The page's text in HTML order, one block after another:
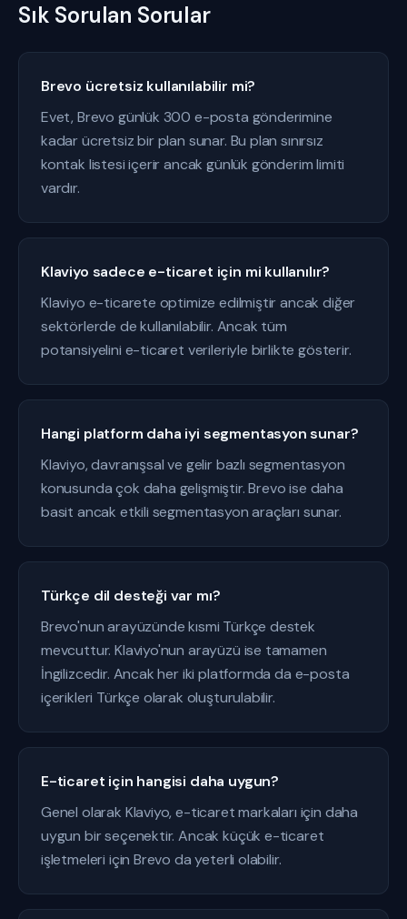
Sık Sorulan Sorular
Brevo ücretsiz kullanılabilir mi?
Evet, Brevo günlük 300 e-posta gönderimine
kadar ücretsiz bir plan sunar. Bu plan sınırsız
kontak listesi içerir ancak günlük gönderim limiti
vardır.
Klaviyo sadece e-ticaret için mi kullanılır?
Klaviyo e-ticarete optimize edilmiştir ancak diğer
sektörlerde de kullanılabilir. Ancak tüm
potansiyelini e-ticaret verileriyle birlikte gösterir.
Hangi platform daha iyi segmentasyon sunar?
Klaviyo, davranışsal ve gelir bazlı segmentasyon
konusunda çok daha gelişmiştir. Brevo ise daha
basit ancak etkili segmentasyon araçları sunar.
Türkçe dil desteği var mı?
Brevo'nun arayüzünde kısmi Türkçe destek
mevcuttur. Klaviyo'nun arayüzü ise tamamen
İngilizcedir. Ancak her iki platformda da e-posta
içerikleri Türkçe olarak oluşturulabilir.
E-ticaret için hangisi daha uygun?
Genel olarak Klaviyo, e-ticaret markaları için daha
uygun bir seçenektir. Ancak küçük e-ticaret
işletmeleri için Brevo da yeterli olabilir.